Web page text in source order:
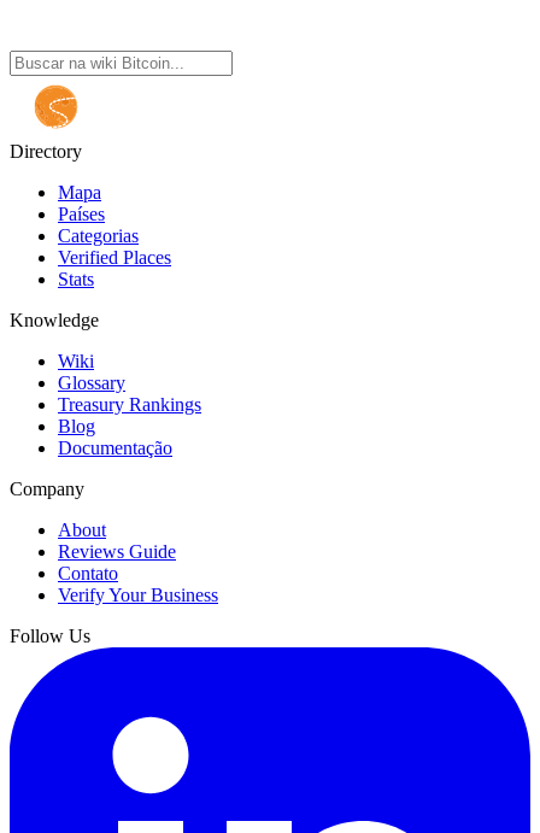
Directory
Mapa
Países
Categorias
Verified Places
Stats
Knowledge
Wiki
Glossary
Treasury Rankings
Blog
Documentação
Company
About
Reviews Guide
Contato
Verify Your Business
Follow Us